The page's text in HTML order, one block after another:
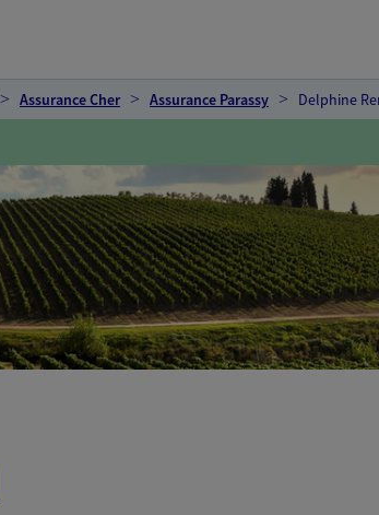
Assurance Cher Assurance Parassy Delphine